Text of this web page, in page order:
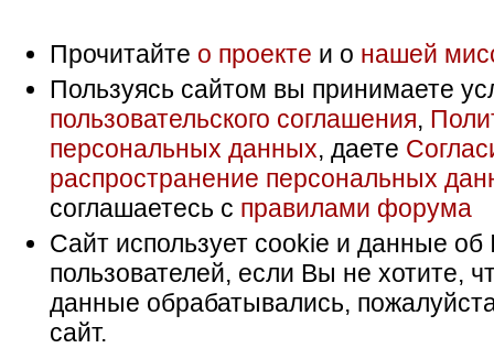
Прочитайте о проекте и о нашей
Пользуясь сайтом вы принимаете
пользовательского соглашения,
персональных данных, даете
распространение персональных
соглашаетесь с правилами форума
Сайт использует cookie и данные об
пользователей, если Вы не хотите,
данные обрабатывались,
сайт.